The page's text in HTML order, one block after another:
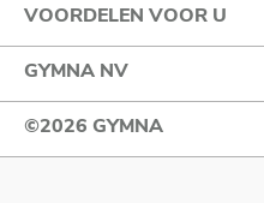
VOORDELEN VOOR U
GYMNA NV
©2026 GYMNA